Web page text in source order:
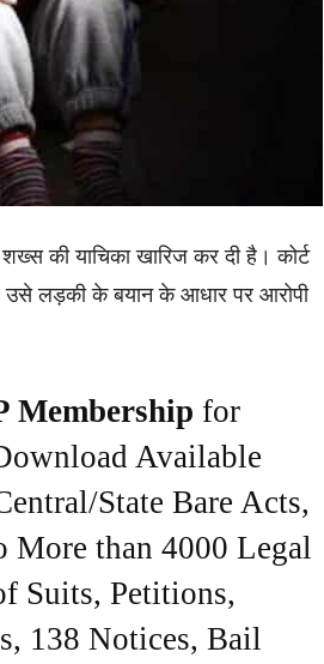
की याचिका खारिज कर दी है। कोर्ट
लड़की के बयान के आधार पर आरोपी
Membership for
Available
State Bare Acts,
More than 4000 Legal
Suits, Petitions,
138 Notices, Bail